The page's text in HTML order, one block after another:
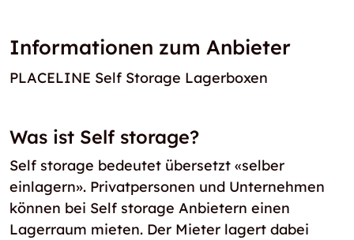
Informationen zum Anbieter
PLACELINE Self Storage Lagerboxen
Was ist Self storage?
Self storage bedeutet übersetzt «selber
einlagern». Privatpersonen und Unternehmen
können bei Self storage Anbietern einen
Lagerraum mieten. Der Mieter lagert dabei